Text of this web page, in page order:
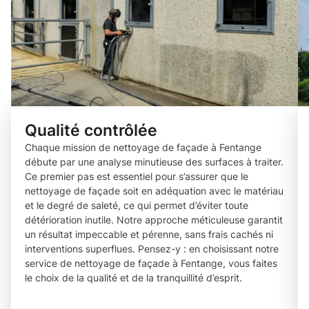
Qualité contrôlée
Chaque mission de nettoyage de façade à Fentange
débute par une analyse minutieuse des surfaces à traiter.
Ce premier pas est essentiel pour s’assurer que le
nettoyage de façade soit en adéquation avec le matériau
et le degré de saleté, ce qui permet d’éviter toute
détérioration inutile. Notre approche méticuleuse garantit
un résultat impeccable et pérenne, sans frais cachés ni
interventions superflues. Pensez-y : en choisissant notre
service de nettoyage de façade à Fentange, vous faites
le choix de la qualité et de la tranquillité d’esprit.